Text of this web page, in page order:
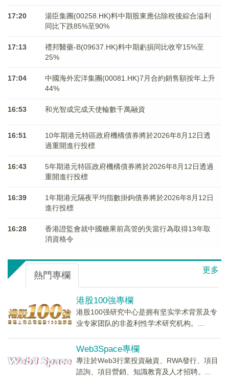
17:20
湯臣集團(00258.HK)料中期股東應佔除稅後綜合溢利
同比下跌85%至90%
17:13
禮邦醫藥-B(09637.HK)料中期虧損同比收窄15%至
25%
17:04
中國海外宏洋集團(00081.HK)7月合約銷售額按年上升
44%
16:53 和光智成完成天使輪數千萬融資
16:51
10年期港元特區政府機構債券將於2026年8月12日透
過重開進行投標
16:43
5年期港元特區政府機構債券將於2026年8月12日透過
重開進行投標
16:39
1年期港元隔夜平均指數掛鉤債券將於2026年8月12日
進行投標
16:28
香港證監會就中國糖果前高管的失當行為取得13年取
消資格令
更多
熱門專欄
港股100強專欄
港股100强研究中心是拥有坚实学术背景及专
业专家团队的非盈利性学术研究机构。...
Web3Space專欄
專注於Web3行業投資融資、RWA發行、項目
諮詢、項目營銷、知識教育及人才招聘。...